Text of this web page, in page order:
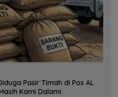
Pasir Timah di Pos AL
Kami Dalami